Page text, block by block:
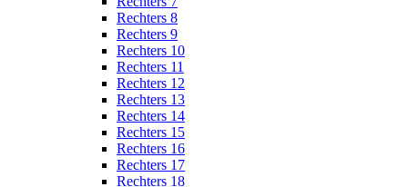
Rechters 8
Rechters 9
Rechters 10
Rechters 11
Rechters 12
Rechters 13
Rechters 14
Rechters 15
Rechters 16
Rechters 17
Rechters 18